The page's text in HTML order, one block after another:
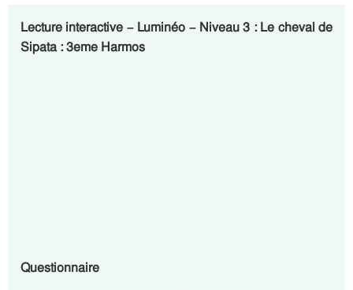
Lecture interactive – Luminéo – Niveau 3 : Le cheval de
Sipata : 3eme Harmos
Questionnaire